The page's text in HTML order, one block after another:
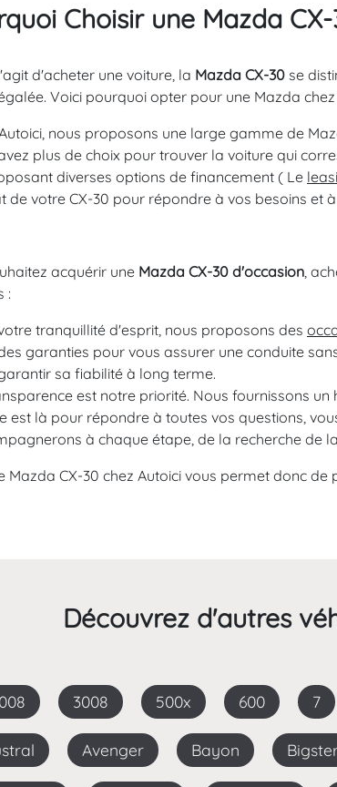
Choisir une Mazda
d'acheter une voiture, la Mazda CX-30 se
Voici pourquoi opter pour une Mazda
nous proposons une large gamme de
plus de choix pour trouver la voiture qui
diverses options de financement ( Le
de votre CX-30 pour répondre à vos besoins et
acquérir une Mazda CX-30 d'occasion,
:
tranquillité d'esprit, nous proposons des
garanties pour vous assurer une conduite
sa fiabilité à long terme.
est notre priorité. Nous fournissons
est là pour répondre à toutes vos questions,
à chaque étape, de la recherche de
Mazda CX-30 chez Autoici vous permet donc
Découvrez d'autres
2008 3008 500x 600 7
Avenger Bayon